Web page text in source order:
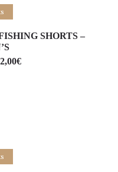
SHORTS –
€